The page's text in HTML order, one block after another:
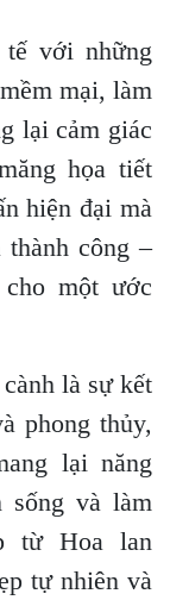
với những
mại, làm
lại cảm giác
họa tiết
hiện đại mà
thành công –
một ước
là sự kết
phong thủy,
lại năng
sống và làm
từ Hoa lan
tự nhiên và